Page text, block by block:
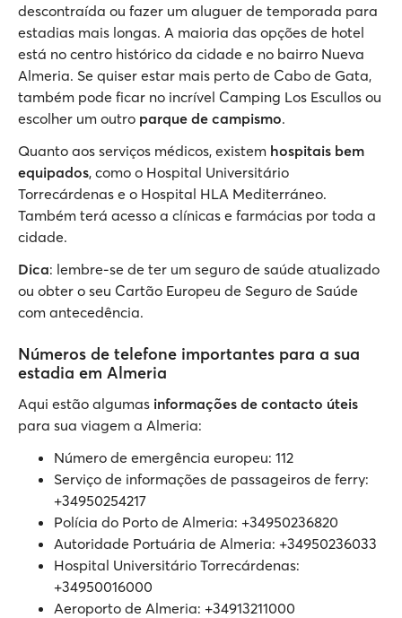
descontraída ou fazer um aluguer de temporada para
estadias mais longas. A maioria das opções de hotel
está no centro histórico da cidade e no bairro Nueva
Almeria. Se quiser estar mais perto de Cabo de Gata,
também pode ficar no incrível Camping Los Escullos ou
escolher um outro parque de campismo.
Quanto aos serviços médicos, existem hospitais bem
equipados, como o Hospital Universitário
Torrecárdenas e o Hospital HLA Mediterráneo.
Também terá acesso a clínicas e farmácias por toda a
cidade.
Dica: lembre-se de ter um seguro de saúde atualizado
ou obter o seu Cartão Europeu de Seguro de Saúde
com antecedência.
Números de telefone importantes para a sua
estadia em Almeria
Aqui estão algumas informações de contacto úteis
para sua viagem a Almeria:
Número de emergência europeu: 112
Serviço de informações de passageiros de ferry:
+34950254217
Polícia do Porto de Almeria: +34950236820
Autoridade Portuária de Almeria: +34950236033
Hospital Universitário Torrecárdenas:
+34950016000
Aeroporto de Almeria: +34913211000